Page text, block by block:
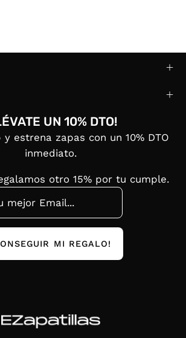
UN 10% DTO!
estrena zapas con un 10% DTO
inmediato.
otro 15% por tu cumple.
MI REGALO!